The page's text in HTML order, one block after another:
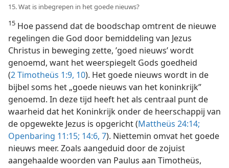
15. Wat is inbegrepen in het goede nieuws?
15 Hoe passend dat de boodschap omtrent de nieuwe
regelingen die God door bemiddeling van Jezus
Christus in beweging zette, ’goed nieuws’ wordt
genoemd, want het weerspiegelt Gods goedheid
(2 Timotheüs 1:9, 10). Het goede nieuws wordt in de
bijbel soms het „goede nieuws van het koninkrijk”
genoemd. In deze tijd heeft het als centraal punt de
waarheid dat het Koninkrijk onder de heerschappij van
de opgewekte Jezus is opgericht (Mattheüs 24:14;
Openbaring 11:15; 14:6, 7). Niettemin omvat het goede
nieuws meer. Zoals aangeduid door de zojuist
aangehaalde woorden van Paulus aan Timotheüs,